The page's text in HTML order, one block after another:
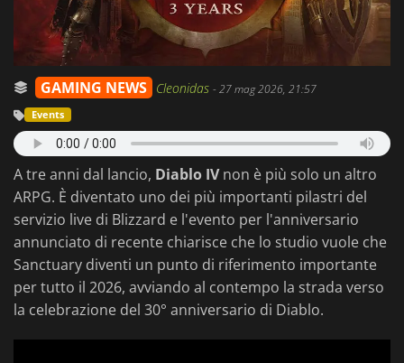
GAMING NEWS Cleonidas -27 mag 2026, 21:57
Events
A tre anni dal lancio, Diablo IVnon è più solo un altro
ARPG. È diventato uno dei più importanti pilastri del
servizio live di Blizzard e l'evento per l'anniversario
annunciato di recente chiarisce che lo studio vuole che
Sanctuary diventi un punto di riferimento importante
per tutto il 2026, avviando al contempo la strada verso
la celebrazione del 30° anniversario di Diablo.